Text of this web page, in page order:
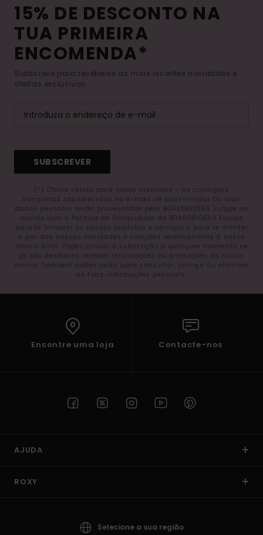
15% DE DESCONTO NA
TUA PRIMEIRA
ENCOMENDA*
Subscreve para receberes as mais recentes novidades e
ofertas exclusivas.
SUBSCREVER
(*) Oferta válida para novos membros - As condições
completas são descritas no e-mail de boas-vindas Os teus
dados pessoais serão processados pela BOARDRIDERS Europe de
acordo com a Política de Privacidade da BOARDRIDERS Europe
para te fornecer os nossos produtos e serviços e para te manter
a par das nossas novidades e coleções relativamente à nossa
marca ROXY. Podes anular a subscrição a qualquer momento se
já não desejares receber informações ou promoções da nossa
marca. Também podes pedir para consultar, corrigir ou eliminar
as tuas informações pessoais.
Encontre uma loja Contacte-nos
AJUDA
ROXY
Selecione a sua região